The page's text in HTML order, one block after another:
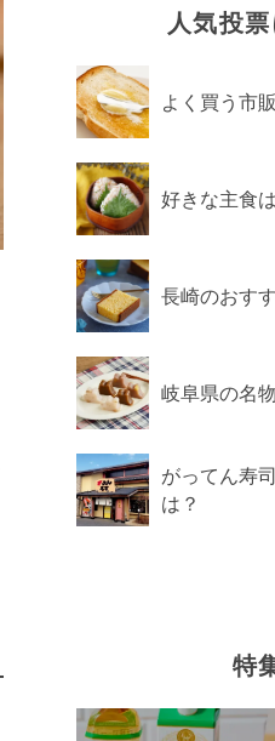
人気投
よく買う市
好きな主食
長崎のおす
岐阜県の名
がってん寿
は？
特